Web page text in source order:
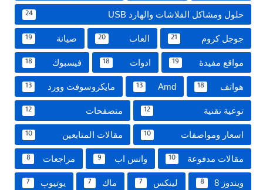
حلول ومشاكل الفلاشات والهارد USB 24
جوجل كروم 21 العاب 20 صيانة 19
مواقع مفيدة 19 ادوات 18 فيسبوك 18
هواتف 18
Amd
13 مايكروسوفت وورد 13
توعية تقنية 12 متصفحات 12
اسعار ومواصفات 10 مقالات المتابعين 10
مقالات مدفوعة 10 واتس اب 9 مراجعات 8
ويندوز 8 8 لينكس 7 ماك 7 يوتيوب 7